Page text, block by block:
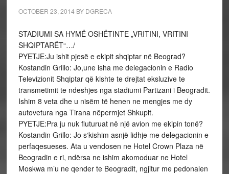
OCTOBER 23, 2014 BY DGRECA
STADIUMI SA HYMË OSHËTINTE „VRITINI, VRITINI
SHQIPTARËT“…/
PYETJE:Ju ishit pjesë e ekipit shqiptar në Beograd?
Kostandin Grillo: Jo,une isha me delegacionin e Radio
Televizionit Shqiptar që kishte te drejtat eksluzive te
transmetimit te ndeshjes nga stadiumi Partizani i Beogradit.
Ishim 8 veta dhe u nisëm të henen ne mengjes me dy
autovetura nga Tirana nëpermjet Shkupit.
PYETJE:Pra ju nuk fluturuat në një avion me ekipin tonë?
Kostandin Grillo: Jo s‘kishim asnjë lidhje me delegacionin e
perfaqesueses. Ata u vendosen ne Hotel Crown Plaza në
Beogradin e ri, ndërsa ne ishim akomoduar ne Hotel
Moskwa m’u ne qender te Beogradit, ngjitur me pedonalen